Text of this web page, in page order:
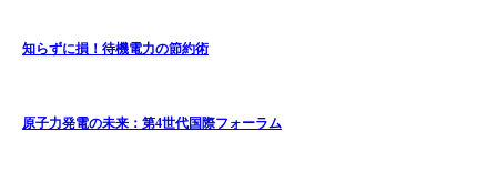
知らずに損！待機電力の節約術
原子力発電の未来：第4世代国際フォーラム